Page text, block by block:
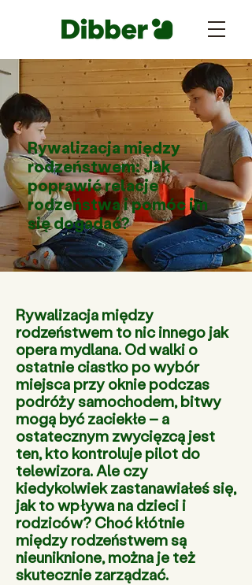
Rywalizacja między
rodzeństwem: Jak
poprawić relacje
rodzeństwa i pomóc im
się dogadać?
Rywalizacja między
rodzeństwem to nic innego jak
opera mydlana. Od walki o
ostatnie ciastko po wybór
miejsca przy oknie podczas
podróży samochodem, bitwy
mogą być zaciekłe – a
ostatecznym zwycięzcą jest
ten, kto kontroluje pilot do
telewizora. Ale czy
kiedykolwiek zastanawiałeś się,
jak to wpływa na dzieci i
rodziców? Choć kłótnie
między rodzeństwem są
nieuniknione, można je też
skutecznie zarządzać.